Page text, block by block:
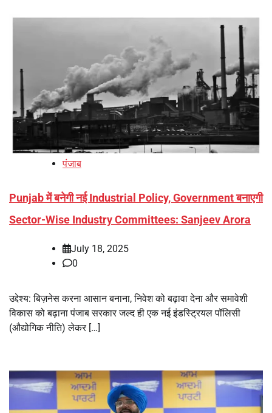
पंजाब
Punjab में बनेगी नई Industrial Policy, Government बनाएगी
Sector-Wise Industry Committees: Sanjeev Arora
July 18, 2025
0
उद्देश्य: बिज़नेस करना आसान बनाना, निवेश को बढ़ावा देना और समावेशी
विकास को बढ़ाना पंजाब सरकार जल्द ही एक नई इंडस्ट्रियल पॉलिसी
(औद्योगिक नीति) लेकर […]